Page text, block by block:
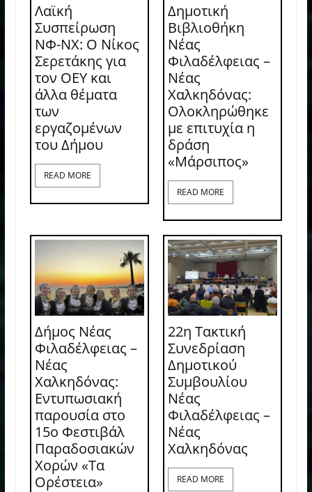
Λαϊκή
Συσπείρωση
ΝΦ-ΝΧ: O Νίκος
Σερετάκης για
τον ΟΕΥ και
άλλα θέματα
των
εργαζομένων
του Δήμου
READ MORE
Δημοτική
Βιβλιοθήκη
Νέας
Φιλαδέλφειας –
Νέας
Χαλκηδόνας:
Ολοκληρώθηκε
με επιτυχία η
δράση
«Μάρσιπος»
READ MORE
Δήμος Νέας
Φιλαδέλφειας –
Νέας
Χαλκηδόνας:
Εντυπωσιακή
παρουσία στο
15ο Φεστιβάλ
Παραδοσιακών
Χορών «Τα
Ορέστεια»
22η Τακτική
Συνεδρίαση
Δημοτικού
Συμβουλίου
Νέας
Φιλαδέλφειας –
Νέας
Χαλκηδόνας
READ MORE